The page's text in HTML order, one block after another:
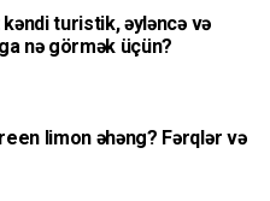
turistik, əyləncə və
nə görmək üçün?
limon əhəng? Fərqlər və